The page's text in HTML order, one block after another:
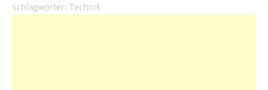
Schlagwörter: Technik